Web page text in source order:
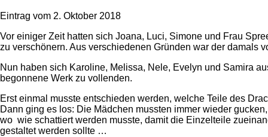
Eintrag vom 2. Oktober 2018
Vor einiger Zeit hatten sich Joana, Luci, Simone und Frau
zu verschönern. Aus verschiedenen Gründen war der damals
Nun haben sich Karoline, Melissa, Nele, Evelyn und Samira
begonnene Werk zu vollenden.
Erst einmal musste entschieden werden, welche Teile des
Dann ging es los: Die Mädchen mussten immer wieder
wo wie schattiert werden musste, damit die Einzelteile
gestaltet werden sollte …